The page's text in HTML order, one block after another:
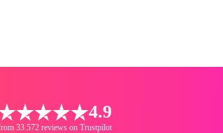
4.9
33.572 reviews on Trustpilot